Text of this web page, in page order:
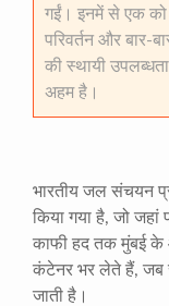
गईं। इनमें से एक को
परिवर्तन और
की स्थायी
अहम है।
भारतीय जल संचयन
किया गया है, जो जहां
काफी हद तक मुंबई
कंटेनर भर लेते हैं, जब
जाती है।